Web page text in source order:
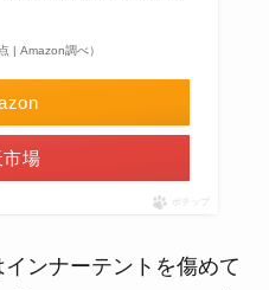
| Amazon調べ）
場
ポチップ
ンナーテントを傷めて